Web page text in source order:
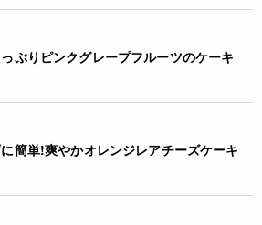
ぷりピンクグレープフルーツのケーキ
簡単!爽やかオレンジレアチーズケーキ